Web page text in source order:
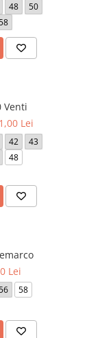
48
50
Venti
Lei
42
43
48
Lei
58